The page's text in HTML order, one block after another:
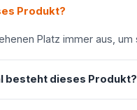
Produkt?
Platz immer aus,
besteht dieses Produkt?